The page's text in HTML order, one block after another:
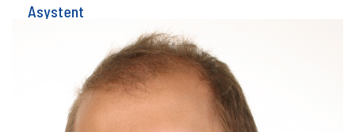
Asystent